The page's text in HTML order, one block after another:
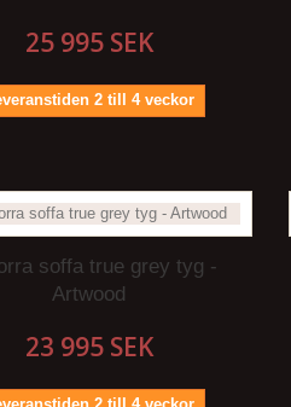
25 995 SEK
2 till 4 veckor
soffa true grey tyg -
Artwood
23 995 SEK